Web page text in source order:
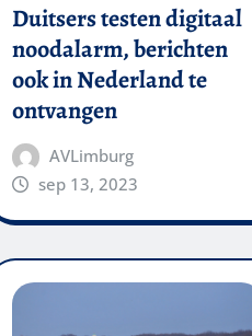
Duitsers testen digitaal
noodalarm, berichten
ook in Nederland te
ontvangen
AVLimburg
sep 13, 2023